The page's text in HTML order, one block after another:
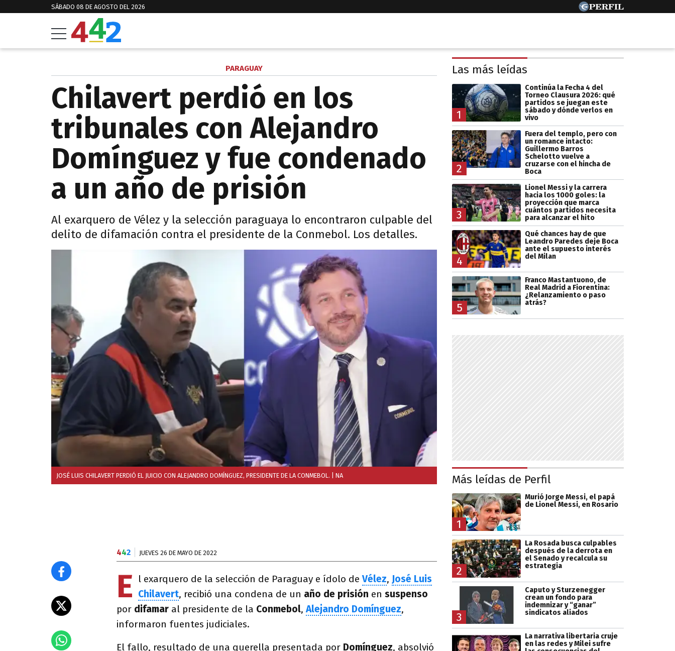
SÁBADO 08 DE AGOSTO DEL 2026
PARAGUAY
Chilavert perdió en los
tribunales con Alejandro
Domínguez y fue condenado
a un año de prisión
Al exarquero de Vélez y la selección paraguaya lo encontraron culpable del
delito de difamación contra el presidente de la Conmebol. Los detalles.
JOSÉ LUIS CHILAVERT PERDIÓ EL JUICIO CON ALEJANDRO DOMÍNGUEZ, PRESIDENTE DE LA CONMEBOL. | NA
442 JUEVES 26 DE MAYO DE 2022
E l exarquero de la selección de Paraguay e ídolo deVélez, José Luis
Chilavert, recibió una condena de un año de prisión en suspenso
por difamar al presidente de la Conmebol,Alejandro Domínguez,
informaron fuentes judiciales.
El fallo, resultado de una querella presentada por Domínguez, absolvió
Las más leídas
1
Continúa la Fecha 4 del
Torneo Clausura 2026: qué
partidos se juegan este
sábado y dónde verlos en
vivo
2
Fuera del templo, pero con
un romance intacto:
Guillermo Barros
Schelotto vuelve a
cruzarse con el hincha de
Boca
3
Lionel Messi y la carrera
hacia los 1000 goles: la
proyección que marca
cuántos partidos necesita
para alcanzar el hito
4
Qué chances hay de que
Leandro Paredes deje Boca
ante el supuesto interés
del Milan
5
Franco Mastantuono, de
Real Madrid a Fiorentina:
¿Relanzamiento o paso
atrás?
Más leídas de Perfil
1
Murió Jorge Messi, el papá
de Lionel Messi, en Rosario
2
La Rosada busca culpables
después de la derrota en
el Senado y recalcula su
estrategia
3
Caputo y Sturzenegger
crean un fondo para
indemnizar y “ganar”
sindicatos aliados
La narrativa libertaria cruje
en las redes y Milei sufre